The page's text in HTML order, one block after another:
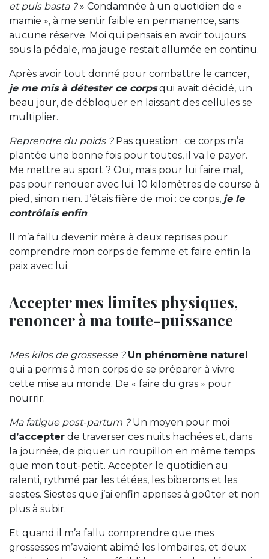
et puis basta ?» Condamnée à un quotidien de «
mamie », à me sentir faible en permanence, sans
aucune réserve. Moi qui pensais en avoir toujours
sous la pédale, ma jauge restait allumée en continu.
Après avoir tout donné pour combattre le cancer,
je me mis à détester ce corpsqui avait décidé, un
beau jour, de débloquer en laissant des cellules se
multiplier.
Reprendre du poids ?Pas question : ce corps m’a
plantée une bonne fois pour toutes, il va le payer.
Me mettre au sport ? Oui, mais pour lui faire mal,
pas pour renouer avec lui. 10 kilomètres de course à
pied, sinon rien. J’étais fière de moi : ce corps, je le
contrôlais enfin.
Il m’a fallu devenir mère à deux reprises pour
comprendre mon corps de femme et faire enfin la
paix avec lui.
Accepter mes limites physiques,
renoncer à ma toute-puissance
Mes kilos de grossesse ? Un phénomène naturel
qui a permis à mon corps de se préparer à vivre
cette mise au monde. De « faire du gras » pour
nourrir.
Ma fatigue post-partum ?Un moyen pour moi
d’accepter de traverser ces nuits hachées et, dans
la journée, de piquer un roupillon en même temps
que mon tout-petit. Accepter le quotidien au
ralenti, rythmé par les tétées, les biberons et les
siestes. Siestes que j’ai enfin apprises à goûter et non
plus à subir.
Et quand il m’a fallu comprendre que mes
grossesses m’avaient abimé les lombaires, et deux